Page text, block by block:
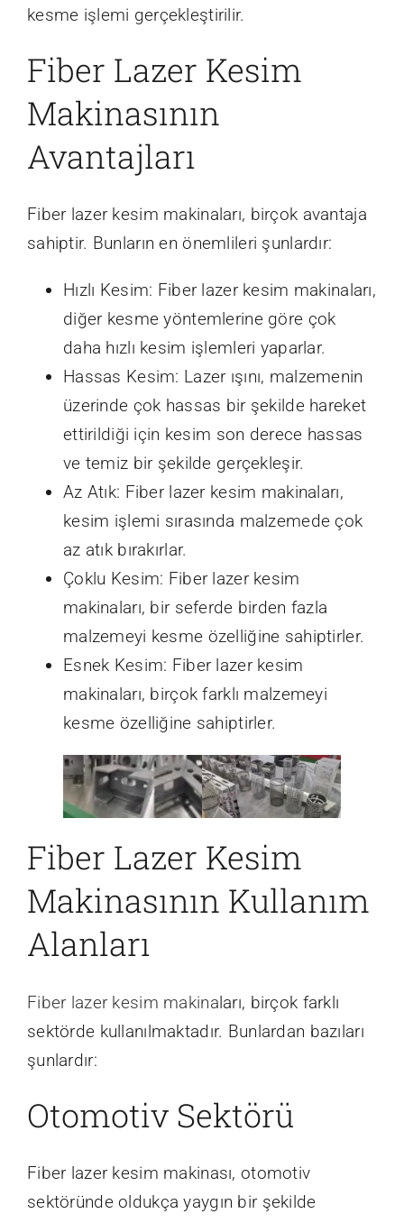
kesme işlemi gerçekleştirilir.
Fiber Lazer Kesim
Makinasının
Avantajları
Fiber lazer kesim makinaları, birçok avantaja
sahiptir. Bunların en önemlileri şunlardır:
Hızlı Kesim: Fiber lazer kesim makinaları,
diğer kesme yöntemlerine göre çok
daha hızlı kesim işlemleri yaparlar.
Hassas Kesim: Lazer ışını, malzemenin
üzerinde çok hassas bir şekilde hareket
ettirildiği için kesim son derece hassas
ve temiz bir şekilde gerçekleşir.
Az Atık: Fiber lazer kesim makinaları,
kesim işlemi sırasında malzemede çok
az atık bırakırlar.
Çoklu Kesim: Fiber lazer kesim
makinaları, bir seferde birden fazla
malzemeyi kesme özelliğine sahiptirler.
Esnek Kesim: Fiber lazer kesim
makinaları, birçok farklı malzemeyi
kesme özelliğine sahiptirler.
Fiber Lazer Kesim
Makinasının Kullanım
Alanları
Fiber lazer kesim makinaları, birçok farklı
sektörde kullanılmaktadır. Bunlardan bazıları
şunlardır:
Otomotiv Sektörü
Fiber lazer kesim makinası, otomotiv
sektöründe oldukça yaygın bir şekilde